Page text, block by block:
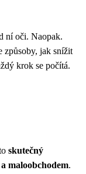
ní oči. Naopak.
způsoby, jak snížit
krok se počítá.
skutečný
maloobchodem.